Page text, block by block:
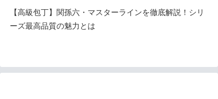
【高級包丁】関孫六・マスターラインを徹底解説！シリ
ーズ最高品質の魅力とは